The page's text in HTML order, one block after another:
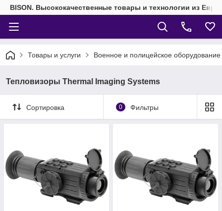
BISON. Высококачественные товары и технологии из
Товары и услуги Военное и полицейское
Тепловизоры Thermal Imaging Systems
Сортировка 0 Фильтры